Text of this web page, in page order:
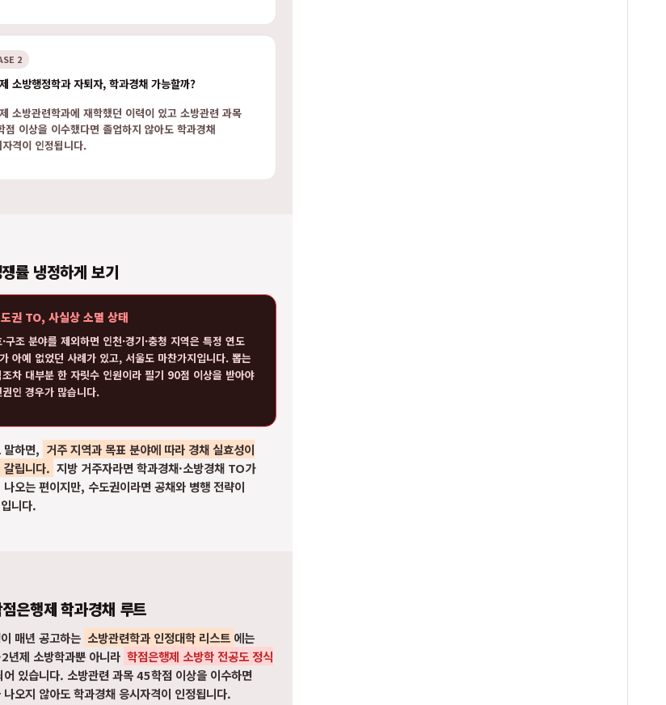
2
소방행정학과 자퇴자, 학과경채 가능할까?
소방관련학과에 재학했던 이력이 있고 소방관련 과목
점 이상을 이수했다면 졸업하지 않아도 학과경채
격이 인정됩니다.
률 냉정하게 보기
권 TO, 사실상 소멸 상태
구조 분야를 제외하면 인천·경기·충청 지역은 특정 연도
아예 없었던 사례가 있고, 서울도 마찬가지입니다. 뽑는
조차 대부분 한 자릿수 인원이라 필기 90점 이상을 받아야
인 경우가 많습니다.
말하면, 거주 지역과 목표 분야에 따라 경채 실효성이
갈립니다. 지방 거주자라면 학과경채·소방경채 TO가
나오는 편이지만, 수도권이라면 공채와 병행 전략이
니다.
은행제 학과경채 루트
매년 공고하는 소방관련학과 인정대학 리스트 에는
년제 소방학과뿐 아니라 학점은행제 소방학 전공도 정식
어 있습니다. 소방관련 과목 45학점 이상을 이수하면
나오지 않아도 학과경채 응시자격이 인정됩니다.